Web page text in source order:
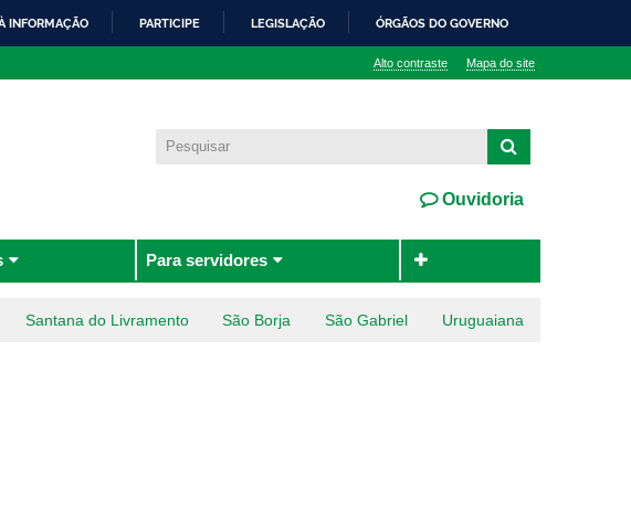
INFORMAÇÃO PARTICIPE LEGISLAÇÃO ÓRGÃOS DO GOVERNO
Alto contraste Mapa do site
Ouvidoria
Para servidores
Santana do Livramento São Borja São Gabriel Uruguaiana